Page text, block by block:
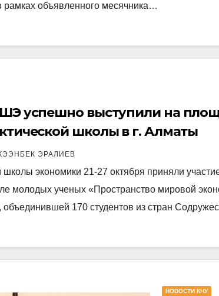
объявленного месячника…
успешно выступили на
школы в г. Алматы
ЭРАЛИЕВ
экономики 21-27 октября приняли
молодых ученых «Пространство мировой
объединившей 170 студентов из стран
НОВОСТИ КНУ